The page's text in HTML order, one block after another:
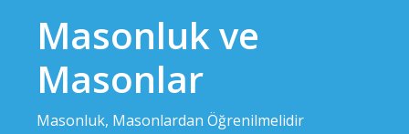
contentMasonluk ve
Masonlar
Masonluk, Masonlardan Öğrenilmelidir